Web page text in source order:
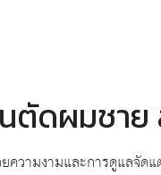
ตัดผมชาย
งามและการดูแลจัดแต่ง